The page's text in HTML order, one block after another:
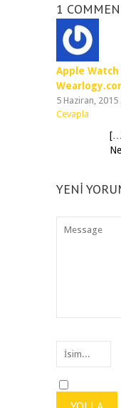
1
Apple Watch
5 Haziran, 2015
Cevapla
YENI